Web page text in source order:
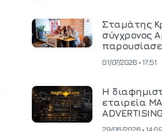
Σταμάτης
σύγχρονος
01/07/2026 • 17:51
Η
εταιρεία